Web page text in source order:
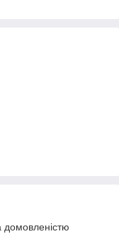
домовленістю